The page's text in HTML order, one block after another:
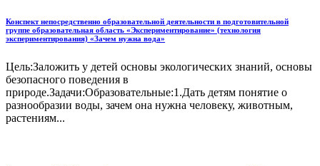
Конспект непосредственно образовательной деятельности в подготовительной
группе образовательная область «Экспериментирование» (технология
экспериментирования) «Зачем нужна вода»
Цель:Заложить у детей основы экологических знаний, основы
безопасного поведения в
природе.Задачи:Образовательные:1.Дать детям понятие о
разнообразии воды, зачем она нужна человеку, животным,
растениям...